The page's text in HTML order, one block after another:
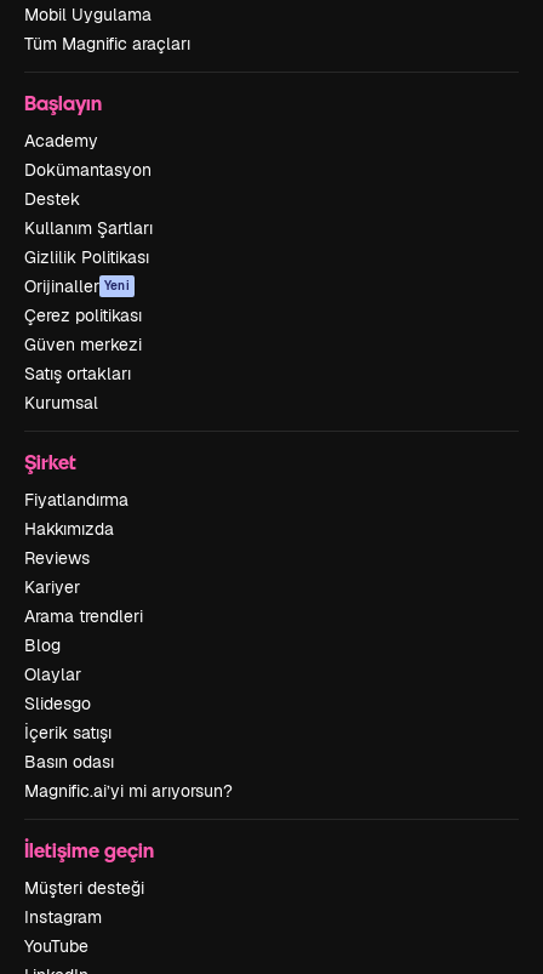
Mobil Uygulama
Tüm Magnific araçları
Başlayın
Academy
Dokümantasyon
Destek
Kullanım Şartları
Gizlilik Politikası
Orijinaller Yeni
Çerez politikası
Güven merkezi
Satış ortakları
Kurumsal
Şirket
Fiyatlandırma
Hakkımızda
Reviews
Kariyer
Arama trendleri
Blog
Olaylar
Slidesgo
İçerik satışı
Basın odası
Magnific.ai’yi mi arıyorsun?
İletişime geçin
Müşteri desteği
Instagram
YouTube